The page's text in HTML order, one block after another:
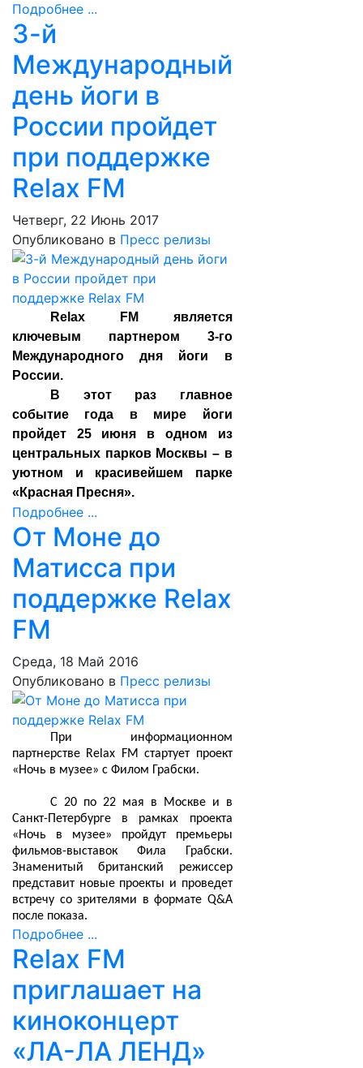
Подробнее ...
3-й
Международный
день йоги в
России пройдет
при поддержке
Relax FM
Четверг, 22 Июнь 2017
Опубликовано в Пресс релизы
Relax FM является
ключевым партнером 3-го
Международного дня йоги в
России.
В этот раз главное
событие года в мире йоги
пройдет 25 июня в одном из
центральных парков Москвы – в
уютном и красивейшем парке
«Красная Пресня».
Подробнее ...
От Моне до
Матисса при
поддержке Relax
FM
Среда, 18 Май 2016
Опубликовано в Пресс релизы
При информационном
партнерстве Relax FM стартует проект
«Ночь в музее» с Филом Грабски.
С 20 по 22 мая в Москве и в
Санкт-Петербурге в рамках проекта
«Ночь в музее» пройдут премьеры
фильмов-выставок Фила Грабски.
Знаменитый британский режиссер
представит новые проекты и проведет
встречу со зрителями в формате Q&A
после показа.
Подробнее ...
Relax FM
приглашает на
киноконцерт
«ЛА-ЛА ЛЕНД»